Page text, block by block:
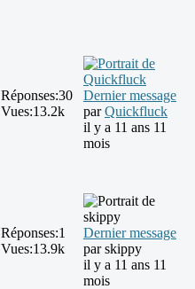
Réponses:30
Vues:13.2k
Dernier message
parQuickfluck
il y a 11 ans 11
mois
Réponses:1
Vues:13.9k
Dernier message
parskippy
il y a 11 ans 11
mois